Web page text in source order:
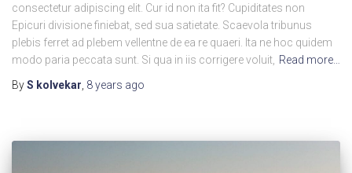
consectetur adipiscing elit. Cur id non ita fit? Cupiditates non
Epicuri divisione finiebat, sed sua satietate. Scaevola tribunus
plebis ferret ad plebem vellentne de ea re quaeri. Ita ne hoc quidem
modo paria peccata sunt. Si qua in iis corrigere voluit, Read more…
ByS kolvekar 8 years ago